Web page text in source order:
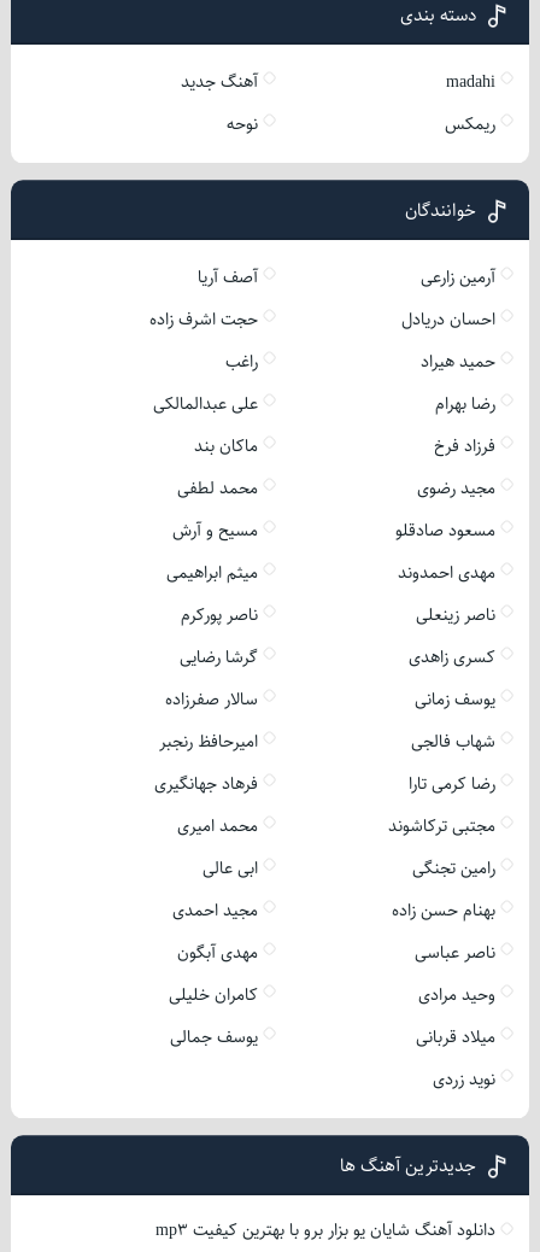
دسته بندی
madahi
آهنگ جدید
ریمکس
نوحه
خوانندگان
آرمین زارعی
آصف آریا
احسان دریادل
حجت اشرف زاده
حمید هیراد
راغب
رضا بهرام
علی عبدالمالکی
فرزاد فرخ
ماکان بند
مجید رضوی
محمد لطفی
مسعود صادقلو
مسیح و آرش
مهدی احمدوند
میثم ابراهیمی
ناصر زینعلی
ناصر پورکرم
کسری زاهدی
گرشا رضایی
یوسف زمانی
سالار صفرزاده
شهاب فالجی
امیرحافظ رنجبر
رضا کرمی تارا
فرهاد جهانگیری
مجتبی ترکاشوند
محمد امیری
رامین تجنگی
ابی عالی
بهنام حسن زاده
مجید احمدی
ناصر عباسی
مهدی آبگون
وحید مرادی
کامران خلیلی
میلاد قربانی
یوسف جمالی
نوید زردی
جدیدترین آهنگ ها
دانلود آهنگ شایان یو بزار برو با بهترین کیفیت mp3